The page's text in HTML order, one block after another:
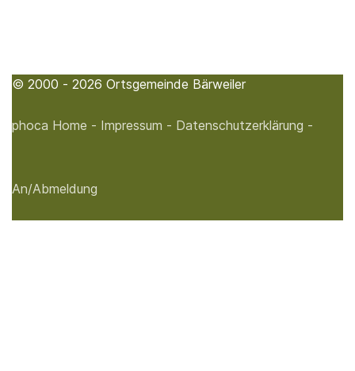
© 2000 - 2026 Ortsgemeinde Bärweiler
phoca Home - Impressum - Datenschutzerklärung -
An/Abmeldung